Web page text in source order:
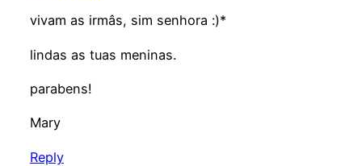
vivam as irmâs, sim senhora :)*
lindas as tuas meninas.
parabens!
Mary
Reply